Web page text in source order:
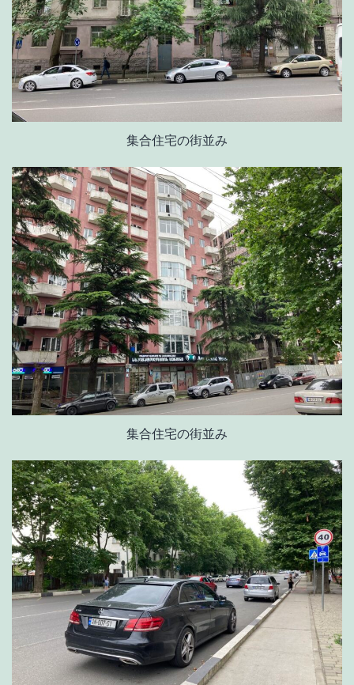
集合住宅の街並み
集合住宅の街並み